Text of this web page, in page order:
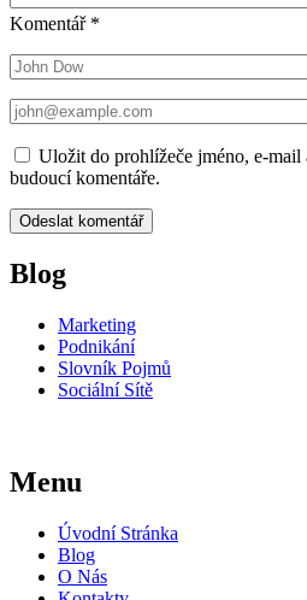
Komentář *
Uložit do prohlížeče jméno, e-mail
budoucí komentáře.
Blog
Marketing
Podnikání
Slovník Pojmů
Sociální Sítě
Menu
Úvodní Stránka
Blog
O Nás